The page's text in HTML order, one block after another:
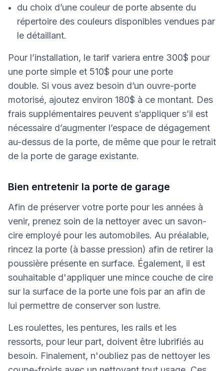
du choix d’une couleur de porte absente du
répertoire des couleurs disponibles vendues par
le détaillant.
Pour l’installation, le tarif variera entre 300$ pour
une porte simple et 510$ pour une porte
double. Si vous avez besoin d’un ouvre-porte
motorisé, ajoutez environ 180$ à ce montant. Des
frais supplémentaires peuvent s’appliquer s’il est
nécessaire d’augmenter l’espace de dégagement
au-dessus de la porte, de même que pour le retrait
de la porte de garage existante.
Bien entretenir la porte de garage
Afin de préserver votre porte pour les années à
venir, prenez soin de la nettoyer avec un savon-
cire employé pour les automobiles. Au préalable,
rincez la porte (à basse pression) afin de retirer la
poussière présente en surface. Également, il est
souhaitable d'appliquer une mince couche de cire
sur la surface de la porte une fois par an afin de
lui permettre de conserver son lustre.
Les roulettes, les pentures, les rails et les
ressorts, pour leur part, doivent être lubrifiés au
besoin. Finalement, n'oubliez pas de nettoyer les